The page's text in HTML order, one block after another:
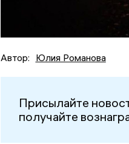
Автор: Юлия Романова
Присылайте
получайте